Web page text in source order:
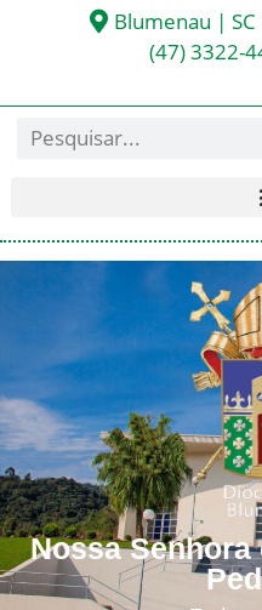
Blumenau |
(47) 3322-
Nossa